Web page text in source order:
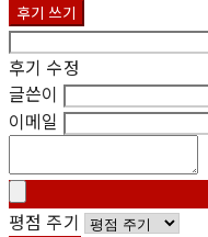
후기 쓰기
후기 수정
글쓴이
이메일
평점 주기